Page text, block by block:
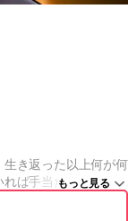
もっと見る
き返った以上何が何
ば手当たり次第に乗